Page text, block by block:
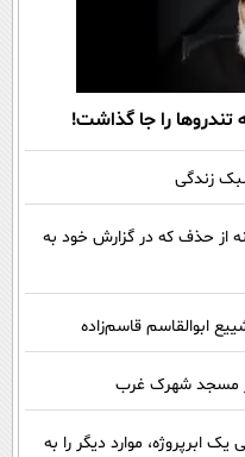
را جا گذاشت!
زندگی
از حذف که در گزارش خود به
ابوالقاسم قاسم‌زاده
مسجد شهرک غرب
ابرپروژه، موارد دیگر را به